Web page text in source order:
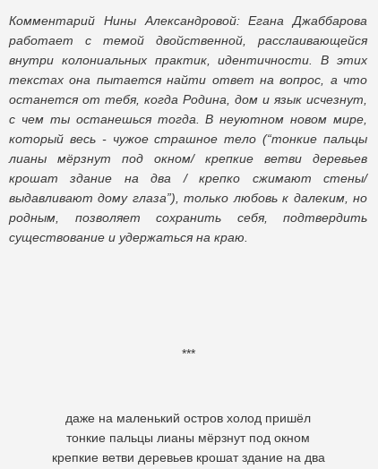
Комментарий Нины Александровой: Егана Джаббарова
работает с темой двойственной, расслаивающейся
внутри колониальных практик, идентичности. В этих
текстах она пытается найти ответ на вопрос, а что
останется от тебя, когда Родина, дом и язык исчезнут,
с чем ты останешься тогда. В неуютном новом мире,
который весь - чужое страшное тело (“тонкие пальцы
лианы мёрзнут под окном/ крепкие ветви деревьев
крошат здание на два / крепко сжимают стены/
выдавливают дому глаза”), только любовь к далеким, но
родным, позволяет сохранить себя, подтвердить
существование и удержаться на краю.
***
даже на маленький остров холод пришёл
тонкие пальцы лианы мёрзнут под окном
крепкие ветви деревьев крошат здание на два